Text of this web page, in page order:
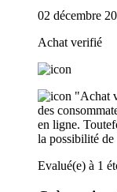
02 décembre
Achat verifié
"Achat
des
en ligne.
la possibilité
Evalué(e) à 1